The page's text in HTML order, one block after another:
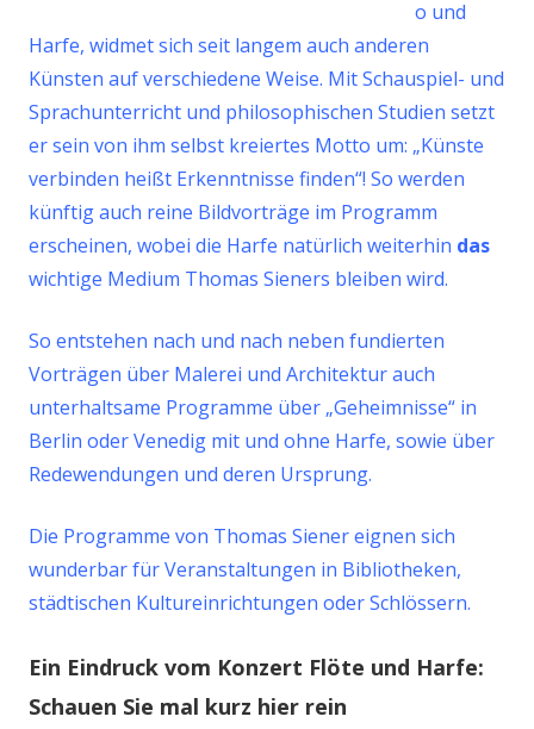
o und
Harfe, widmet sich seit langem auch anderen
Künsten auf verschiedene Weise. Mit Schauspiel- und
Sprachunterricht und philosophischen Studien setzt
er sein von ihm selbst kreiertes Motto um: „Künste
verbinden heißt Erkenntnisse finden“! So werden
künftig auch reine Bildvorträge im Programm
erscheinen, wobei die Harfe natürlich weiterhin das
wichtige Medium Thomas Sieners bleiben wird.
So entstehen nach und nach neben fundierten
Vorträgen über Malerei und Architektur auch
unterhaltsame Programme über „Geheimnisse“ in
Berlin oder Venedig mit und ohne Harfe, sowie über
Redewendungen und deren Ursprung.
Die Programme von Thomas Siener eignen sich
wunderbar für Veranstaltungen in Bibliotheken,
städtischen Kultureinrichtungen oder Schlössern.
Ein Eindruck vom Konzert Flöte und Harfe:
Schauen Sie mal kurz hier rein